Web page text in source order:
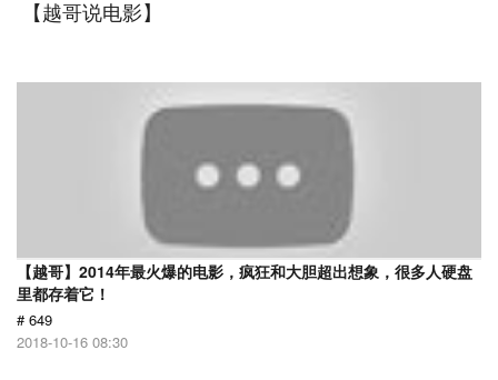
【越哥说电影】
【越哥】2014年最火爆的电影，疯狂和大胆超出想象，很多人硬盘
里都存着它！
# 649
2018-10-16 08:30